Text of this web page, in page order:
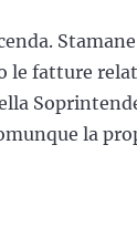
fatture
la